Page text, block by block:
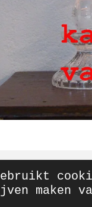
maken
- 2026 From Elly